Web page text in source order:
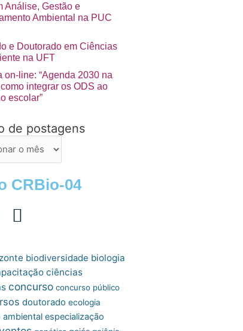
Análise, Gestão e
Ambiental na PUC
e Doutorado em Ciências
na UFT
on-line: “Agenda 2030 na
integrar os ODS ao
escolar”
de postagens
CRBio-04
biodiversidade biologia
ciências
concurso concurso público
doutorado ecologia
ambiental especialização